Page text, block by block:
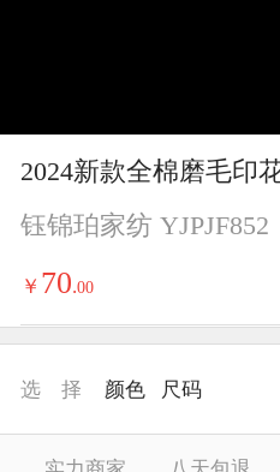
i
2024新款全棉磨毛印
钰锦珀家纺 YJPJF852
￥ 70.00
选 择 颜色 尺码